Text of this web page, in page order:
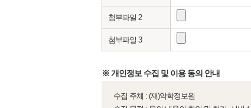
첨부파일 2
첨부파일 3
※ 개인정보 수집 및 이용 동의 안내
수집 주체 : (재)약학정보원